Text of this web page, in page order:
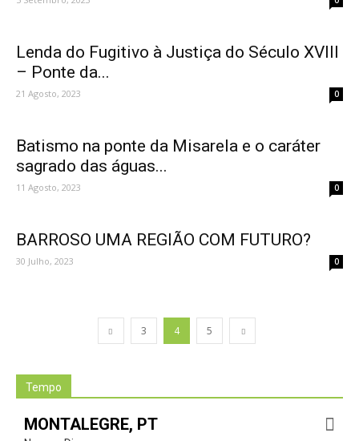
Lenda do Fugitivo à Justiça do Século XVIII
– Ponte da...
21 Agosto, 2023 0
Batismo na ponte da Misarela e o caráter
sagrado das águas...
11 Agosto, 2023 0
BARROSO UMA REGIÃO COM FUTURO?
30 Julho, 2023 0
3 4 5
Tempo
MONTALEGRE, PT